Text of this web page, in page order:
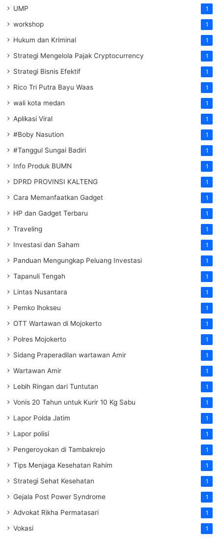
UMP 1
workshop 1
Hukum dan Kriminal 1
Strategi Mengelola Pajak Cryptocurrency 1
Strategi Bisnis Efektif 1
Rico Tri Putra Bayu Waas 1
wali kota medan 1
Aplikasi Viral 1
#Boby Nasution 1
#Tanggul Sungai Badiri 1
Info Produk BUMN 1
DPRD PROVINSI KALTENG 1
Cara Memanfaatkan Gadget 1
HP dan Gadget Terbaru 1
Traveling 1
Investasi dan Saham 1
Panduan Mengungkap Peluang Investasi 1
Tapanuli Tengah 1
Lintas Nusantara 1
Pemko lhokseu 1
OTT Wartawan di Mojokerto 1
Polres Mojokerto 1
Sidang Praperadilan wartawan Amir 1
Wartawan Amir 1
Lebih Ringan dari Tuntutan 1
Vonis 20 Tahun untuk Kurir 10 Kg Sabu 1
Lapor Polda Jatim 1
Lapor polisi 1
Pengeroyokan di Tambakrejo 1
Tips Menjaga Kesehatan Rahim 1
Strategi Sehat Kesehatan 1
Gejala Post Power Syndrome 1
Advokat Rikha Permatasari 1
Vokasi 1